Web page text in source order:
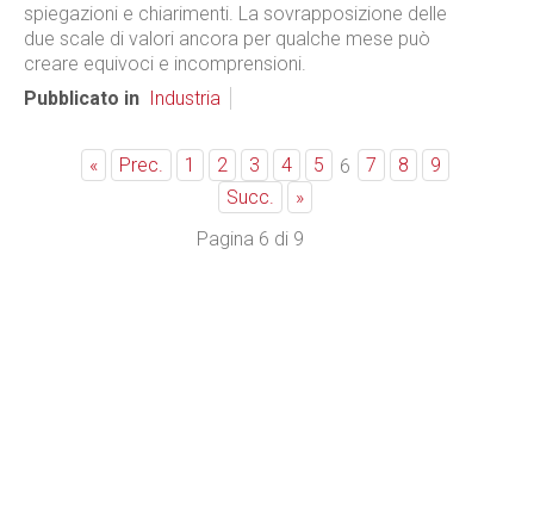
spiegazioni e chiarimenti. La sovrapposizione delle
due scale di valori ancora per qualche mese può
creare equivoci e incomprensioni.
Pubblicato in
Industria
« Prec. 1 2 3 4 5 6 7 8
9
Succ.
»
Pagina 6 di 9